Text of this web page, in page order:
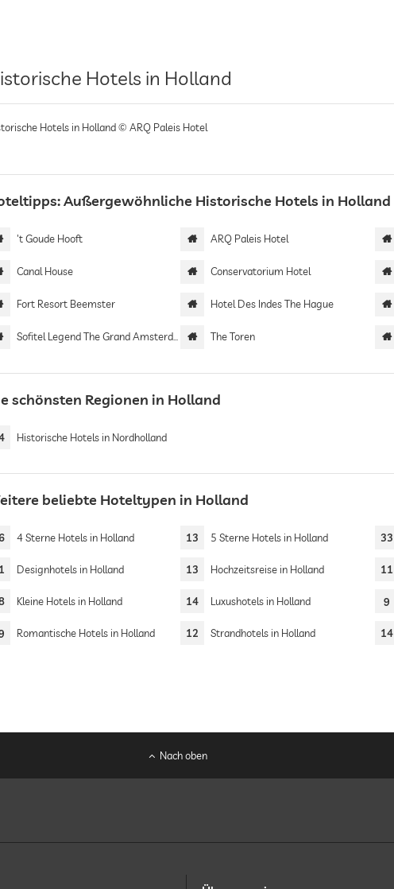
Hotels in Holland
Hotels in Holland © ARQ Paleis Hotel
Außergewöhnliche Historische Hotels in Holland
't Goude Hooft ARQ Paleis Hotel
Canal House Conservatorium Hotel
Fort Resort Beemster Hotel Des Indes The Hague
Sofitel Legend The Grand Amsterdam The Toren
schönsten Regionen in Holland
Historische Hotels in Nordholland
beliebte Hoteltypen in Holland
4 Sterne Hotels in Holland 13 5 Sterne Hotels in Holland 33
Designhotels in Holland 13 Hochzeitsreise in Holland 11
Kleine Hotels in Holland 14 Luxushotels in Holland 9
Romantische Hotels in Holland 12 Strandhotels in Holland 14
Nach oben